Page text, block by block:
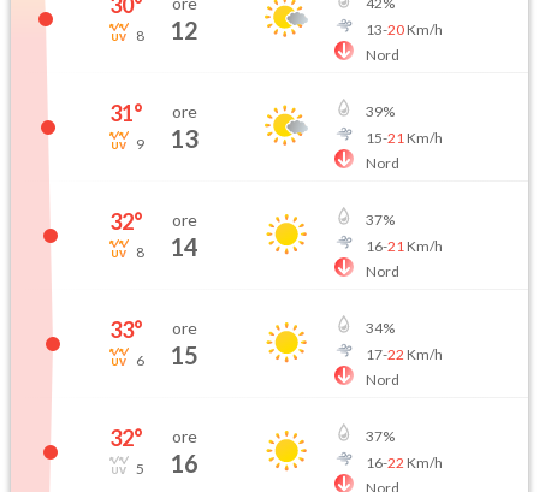
8 12
13-20Km/h
Nord
31°
9
ore
13
39%
15-21 Km/h
Nord
32°
8
ore
14
37%
16-21 Km/h
Nord
33°
6
ore
15
34%
17-22 Km/h
Nord
32°
5
ore
16
37%
16-22 Km/h
Nord